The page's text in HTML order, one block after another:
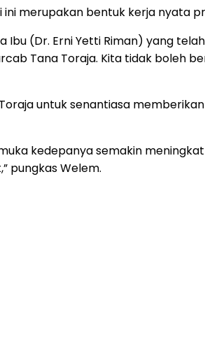
merupakan bentuk kerja nyata
(Dr. Erni Yetti Riman) yang
Tana Toraja. Kita tidak boleh
untuk senantiasa
kedepanya semakin
pungkas Welem.